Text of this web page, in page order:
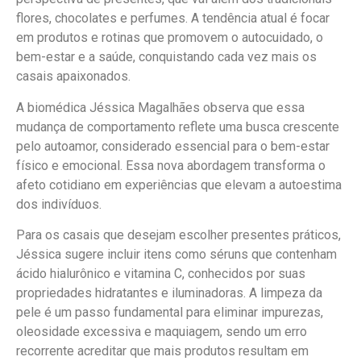
flores, chocolates e perfumes. A tendência atual é focar
em produtos e rotinas que promovem o autocuidado, o
bem-estar e a saúde, conquistando cada vez mais os
casais apaixonados.
A biomédica Jéssica Magalhães observa que essa
mudança de comportamento reflete uma busca crescente
pelo autoamor, considerado essencial para o bem-estar
físico e emocional. Essa nova abordagem transforma o
afeto cotidiano em experiências que elevam a autoestima
dos indivíduos.
Para os casais que desejam escolher presentes práticos,
Jéssica sugere incluir itens como séruns que contenham
ácido hialurônico e vitamina C, conhecidos por suas
propriedades hidratantes e iluminadoras. A limpeza da
pele é um passo fundamental para eliminar impurezas,
oleosidade excessiva e maquiagem, sendo um erro
recorrente acreditar que mais produtos resultam em